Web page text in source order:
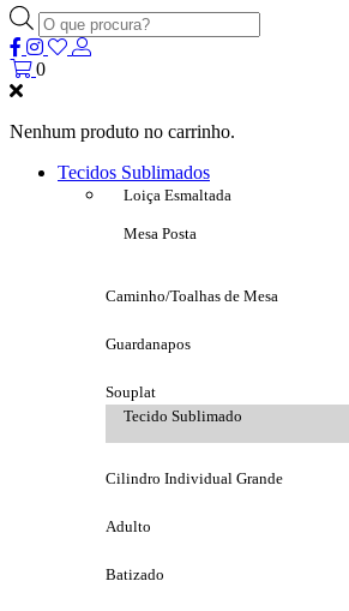
Products
search
0
Nenhum produto no carrinho.
Tecidos Sublimados
Loiça Esmaltada
Mesa Posta
Caminho/Toalhas de Mesa
Guardanapos
Souplat
Tecido Sublimado
Cilindro Individual Grande
Adulto
Batizado